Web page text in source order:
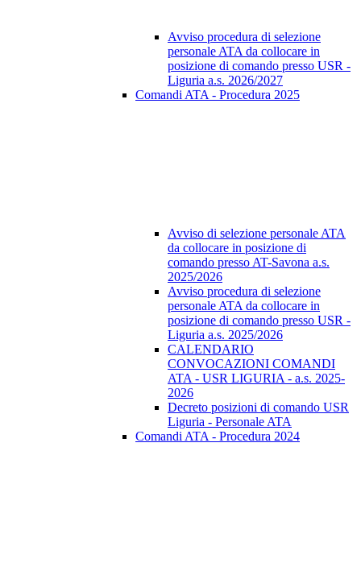
Avviso procedura di selezione
personale ATA da collocare in
posizione di comando presso USR -
Liguria a.s. 2026/2027
Comandi ATA - Procedura 2025
Avviso di selezione personale ATA
da collocare in posizione di
comando presso AT-Savona a.s.
2025/2026
Avviso procedura di selezione
personale ATA da collocare in
posizione di comando presso USR -
Liguria a.s. 2025/2026
CALENDARIO
CONVOCAZIONI COMANDI
ATA - USR LIGURIA - a.s. 2025-
2026
Decreto posizioni di comando USR
Liguria - Personale ATA
Comandi ATA - Procedura 2024